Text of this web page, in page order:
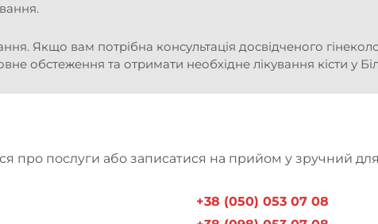
Якщо вам потрібна консультація досвідченого
обстеження та отримати необхідне лікування кісти у
про послуги або записатися на прийом у зручний
+38 (050) 053 07 08